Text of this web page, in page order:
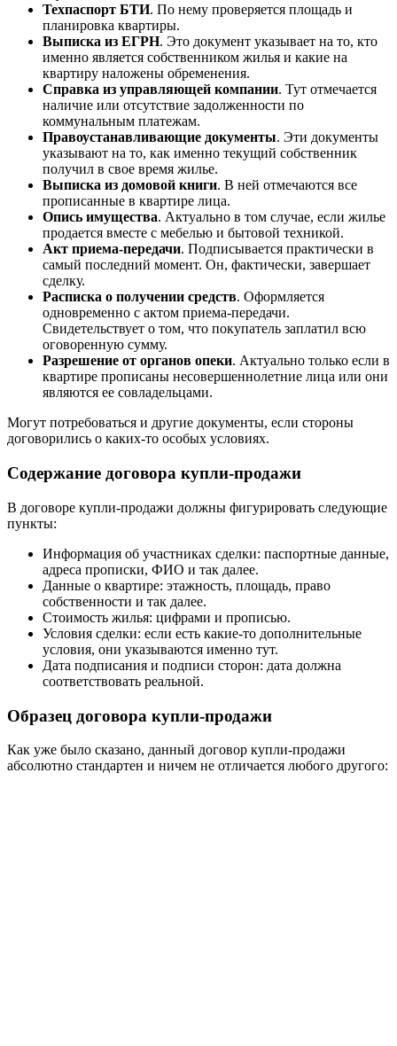
Техпаспорт БТИ. По нему проверяется площадь и
планировка квартиры.
Выписка из ЕГРН. Это документ указывает на то, кто
именно является собственником жилья и какие на
квартиру наложены обременения.
Справка из управляющей компании. Тут отмечается
наличие или отсутствие задолженности по
коммунальным платежам.
Правоустанавливающие документы. Эти документы
указывают на то, как именно текущий собственник
получил в свое время жилье.
Выписка из домовой книги. В ней отмечаются все
прописанные в квартире лица.
Опись имущества. Актуально в том случае, если жилье
продается вместе с мебелью и бытовой техникой.
Акт приема-передачи. Подписывается практически в
самый последний момент. Он, фактически, завершает
сделку.
Расписка о получении средств. Оформляется
одновременно с актом приема-передачи.
Свидетельствует о том, что покупатель заплатил всю
оговоренную сумму.
Разрешение от органов опеки. Актуально только если в
квартире прописаны несовершеннолетние лица или они
являются ее совладельцами.
Могут потребоваться и другие документы, если стороны
договорились о каких-то особых условиях.
Содержание договора купли-продажи
В договоре купли-продажи должны фигурировать следующие
пункты:
Информация об участниках сделки: паспортные данные,
адреса прописки, ФИО и так далее.
Данные о квартире: этажность, площадь, право
собственности и так далее.
Стоимость жилья: цифрами и прописью.
Условия сделки: если есть какие-то дополнительные
условия, они указываются именно тут.
Дата подписания и подписи сторон: дата должна
соответствовать реальной.
Образец договора купли-продажи
Как уже было сказано, данный договор купли-продажи
абсолютно стандартен и ничем не отличается любого другого: